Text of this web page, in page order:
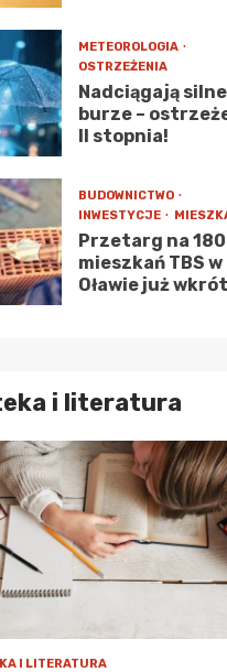
METEOROLOGIA
OSTRZEŻENIA
Nadciągają silne
burze –
II stopnia!
BUDOWNICTWO
INWESTYCJE
Przetarg na 180
mieszkań TBS w
Oławie już
i literatura
I LITERATURA